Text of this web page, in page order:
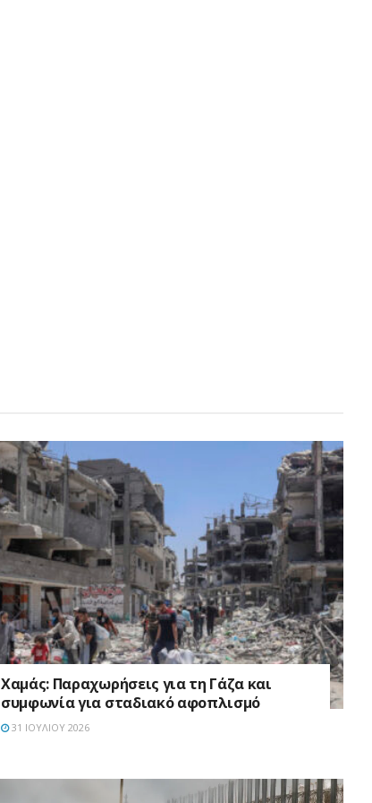
Χαμάς: Παραχωρήσεις για τη Γάζα και
συμφωνία για σταδιακό αφοπλισμό
31 ΙΟΥΛΊΟΥ 2026